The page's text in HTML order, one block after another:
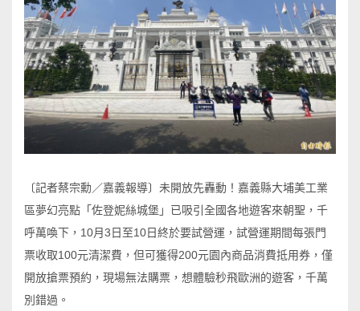
〔記者蔡宗勳／嘉義報導〕未開放先轟動！嘉義縣大埔美工業
區夢幻亮點「佐登妮絲城堡」已吸引全國各地遊客來朝聖，千
呼萬喚下，10月3日至10日終於要試營運，試營運期間每張門
票收取100元清潔費，但可獲得200元園內商品消費抵用券，僅
開放搶票預約，現場無法購票，想體驗秒飛歐洲的遊客，千萬
別錯過。